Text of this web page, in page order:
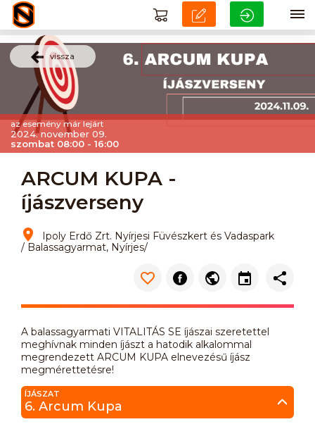
vissza
az esemény már lejárt
2024. november 09.
szombat 08:00 - 16:00
ARCUM KUPA -
íjászverseny
Ipoly Erdő Zrt. Nyírjesi Füvészkert és Vadaspark
/ Balassagyarmat, Nyírjes/
A balassagyarmati VITALITÁS SE íjászai szeretettel
meghívnak minden íjászt a hatodik alkalommal
megrendezett ARCUM KUPA elnevezésű íjász
megmérettetésre!
ÍJÁSZAT
6. Arcum Kupa